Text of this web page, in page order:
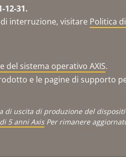
12-31.
interruzione, visitare Politica
del sistema operativo AXIS.
e le pagine di supporto
uscita di produzione del
5 anni AxisPer rimanere